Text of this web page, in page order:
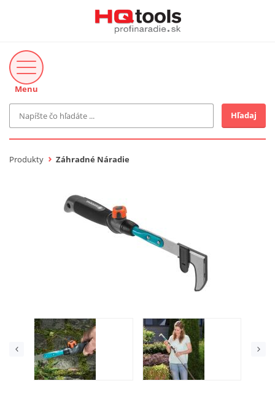
Značka
Makita-Záhrada
Proxxon Industrial
Hľadaj
Menu
Produkty Záhradné Náradie